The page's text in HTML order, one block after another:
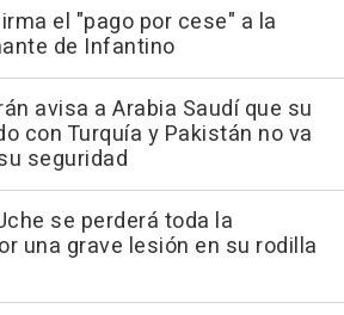
el "pago por cese" a la
de Infantino
avisa a Arabia Saudí que su
con Turquía y Pakistán no va
seguridad
se perderá toda la
una grave lesión en su rodilla